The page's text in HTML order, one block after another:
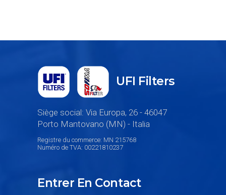
UFI Filters
Siège social: Via Europa, 26 - 46047
Porto Mantovano (MN) - Italia
Registre du commerce: MN 215768
Numéro de TVA: 00221810237
Entrer En Contact